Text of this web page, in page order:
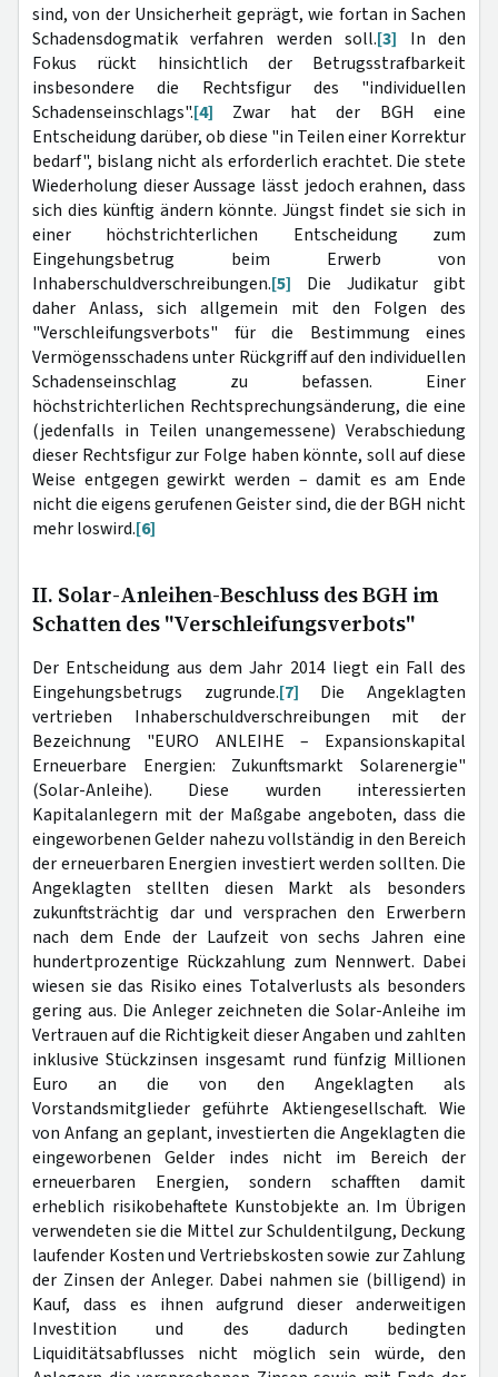
sind, von der Unsicherheit geprägt, wie fortan in Sachen
Schadensdogmatik verfahren werden soll.[3] In den
Fokus rückt hinsichtlich der Betrugsstrafbarkeit
insbesondere die Rechtsfigur des "individuellen
Schadenseinschlags".[4] Zwar hat der BGH eine
Entscheidung darüber, ob diese "in Teilen einer Korrektur
bedarf", bislang nicht als erforderlich erachtet. Die stete
Wiederholung dieser Aussage lässt jedoch erahnen, dass
sich dies künftig ändern könnte. Jüngst findet sie sich in
einer höchstrichterlichen Entscheidung zum
Eingehungsbetrug beim Erwerb von
Inhaberschuldverschreibungen.[5] Die Judikatur gibt
daher Anlass, sich allgemein mit den Folgen des
"Verschleifungsverbots" für die Bestimmung eines
Vermögensschadens unter Rückgriff auf den individuellen
Schadenseinschlag zu befassen. Einer
höchstrichterlichen Rechtsprechungsänderung, die eine
(jedenfalls in Teilen unangemessene) Verabschiedung
dieser Rechtsfigur zur Folge haben könnte, soll auf diese
Weise entgegen gewirkt werden – damit es am Ende
nicht die eigens gerufenen Geister sind, die der BGH nicht
mehr loswird.[6]
II. Solar-Anleihen-Beschluss des BGH im
Schatten des "Verschleifungsverbots"
Der Entscheidung aus dem Jahr 2014 liegt ein Fall des
Eingehungsbetrugs zugrunde.[7] Die Angeklagten
vertrieben Inhaberschuldverschreibungen mit der
Bezeichnung "EURO ANLEIHE – Expansionskapital
Erneuerbare Energien: Zukunftsmarkt Solarenergie"
(Solar-Anleihe). Diese wurden interessierten
Kapitalanlegern mit der Maßgabe angeboten, dass die
eingeworbenen Gelder nahezu vollständig in den Bereich
der erneuerbaren Energien investiert werden sollten. Die
Angeklagten stellten diesen Markt als besonders
zukunftsträchtig dar und versprachen den Erwerbern
nach dem Ende der Laufzeit von sechs Jahren eine
hundertprozentige Rückzahlung zum Nennwert. Dabei
wiesen sie das Risiko eines Totalverlusts als besonders
gering aus. Die Anleger zeichneten die Solar-Anleihe im
Vertrauen auf die Richtigkeit dieser Angaben und zahlten
inklusive Stückzinsen insgesamt rund fünfzig Millionen
Euro an die von den Angeklagten als
Vorstandsmitglieder geführte Aktiengesellschaft. Wie
von Anfang an geplant, investierten die Angeklagten die
eingeworbenen Gelder indes nicht im Bereich der
erneuerbaren Energien, sondern schafften damit
erheblich risikobehaftete Kunstobjekte an. Im Übrigen
verwendeten sie die Mittel zur Schuldentilgung, Deckung
laufender Kosten und Vertriebskosten sowie zur Zahlung
der Zinsen der Anleger. Dabei nahmen sie (billigend) in
Kauf, dass es ihnen aufgrund dieser anderweitigen
Investition und des dadurch bedingten
Liquiditätsabflusses nicht möglich sein würde, den